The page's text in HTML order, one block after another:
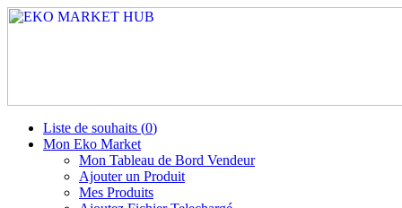
Liste de souhaits (0)
Mon Eko Market
Mon Tableau de Bord Vendeur
Ajouter un Produit
Mes Produits